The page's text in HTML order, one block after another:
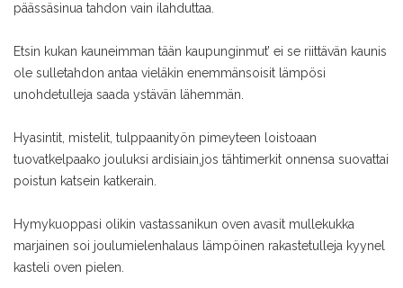
päässäsinua tahdon vain ilahduttaa.
Etsin kukan kauneimman tään kaupunginmut’ ei se riittävän kaunis
ole sulletahdon antaa vieläkin enemmänsoisit lämpösi
unohdetulleja saada ystävän lähemmän.
Hyasintit, mistelit, tulppaanityön pimeyteen loistoaan
tuovatkelpaako jouluksi ardisiain, jos tähtimerkit onnensa suovattai
poistun katsein katkerain.
Hymykuoppasi olikin vastassanikun oven avasit mullekukka
marjainen soi joulumielenhalaus lämpöinen rakastetulleja kyynel
kasteli oven pielen.